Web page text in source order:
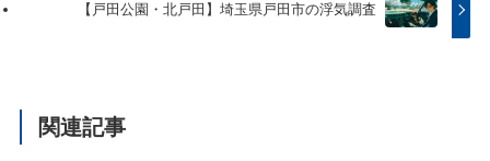
【戸田公園・北戸田】埼玉県戸田市の浮気調査
関連記事